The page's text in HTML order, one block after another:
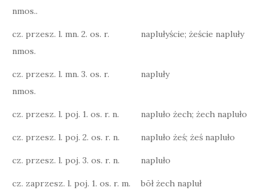
nmos..
cz. przesz. l. mn. 2. os. r.
nmos.
naplułyście; żeście napluły
cz. przesz. l. mn. 3. os. r.
nmos.
napluły
cz. przesz. l. poj. 1. os. r. n. napluło żech; żech napluło
cz. przesz. l. poj. 2. os. r. n. napluło żeś; żeś napluło
cz. przesz. l. poj. 3. os. r. n. napluło
cz. zaprzesz. l. poj. 1. os. r. m. bōł żech napluł